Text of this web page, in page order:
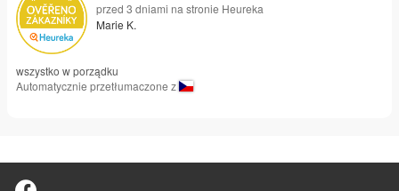
przed 3 dniami na stronie Heureka
Marie K.
wszystko w porządku
Automatycznie przetłumaczone z